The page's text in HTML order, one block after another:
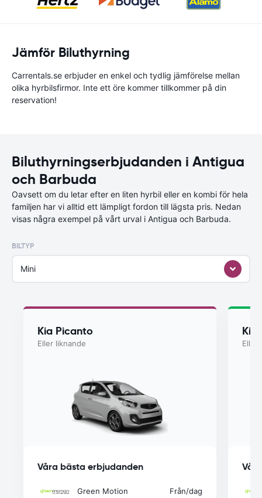
Jämför Biluthyrning
Carrentals.se erbjuder en enkel och tydlig jämförelse mellan
olika hyrbilsfirmor. Inte ett öre kommer tillkommer på din
reservation!
Biluthyrningserbjudanden i Antigua
och Barbuda
Oavsett om du letar efter en liten hyrbil eller en kombi för hela
familjen har vi alltid ett lämpligt fordon till lägsta pris. Nedan
visas några exempel på vårt urval i Antigua och Barbuda.
BILTYP
Mini
Kia Picanto
Eller liknande
Våra bästa erbjudanden
Green Motion Från/dag
Kia
Eller